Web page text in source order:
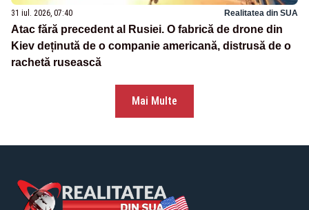
31 iul. 2026, 07:40 Realitatea din SUA
Atac fără precedent al Rusiei. O fabrică de drone din
Kiev deținută de o companie americană, distrusă de o
rachetă rusească
Mai Multe